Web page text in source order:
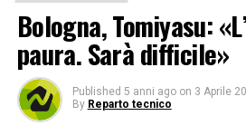
Bologna, Tomiyasu:
paura. Sarà difficile»
Published 5 anni ago on 3 Aprile
By Reparto tecnico